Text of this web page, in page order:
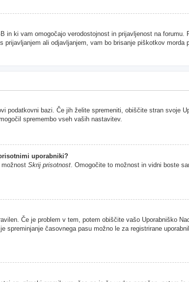
ki vam omogočajo verodostojnost in prijavljenost na forumu.
ali odjavljanjem, vam bo brisanje piškotkov morda
podatkovni bazi. Če jih želite spremeniti, obiščite stran svoje
spremembo vseh vaših nastavitev.
uporabniki?
Skrij prisotnost. Omogočite to možnost in vidni boste
Če je problem v tem, potem obiščite vašo Uporabniško
spreminjanje časovnega pasu možno le za registrirane